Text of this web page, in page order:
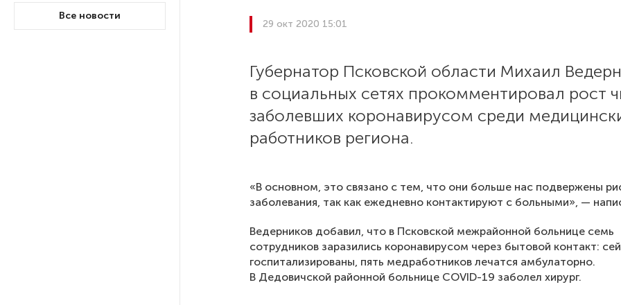
Все новости
29 окт 2020 15:01
Губернатор Псковской области Михаил
в социальных сетях прокомментировал рост
заболевших коронавирусом среди
работников региона.
«В основном, это связано с тем, что они больше нас подвержены
заболевания, так как ежедневно контактируют с больными», —
Ведерников добавил, что в Псковской межрайонной больнице семь
сотрудников заразились коронавирусом через бытовой контакт:
госпитализированы, пять медработников лечатся амбулаторно.
В Дедовичской районной больнице COVID-19 заболел хирург.